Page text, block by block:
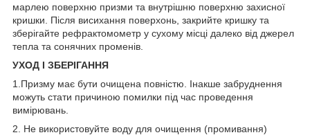
марлею поверхню призми та внутрішню поверхню захисної
кришки. Після висихання поверхонь, закрийте кришку та
зберігайте рефрактомометр у сухому місці далеко від джерел
тепла та сонячних променів.
УХОД І ЗБЕРІГАННЯ
1.Призму має бути очищена повністю. Інакше забруднення
можуть стати причиною помилки під час проведення
вимірювань.
2. Не використовуйте воду для очищення (промивання)